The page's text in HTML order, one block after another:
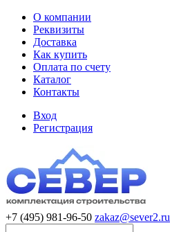
О компании
Реквизиты
Доставка
Как купить
Оплата по счету
Каталог
Контакты
Вход
Регистрация
+7 (495) 981-96-50 zakaz@sever2.ru